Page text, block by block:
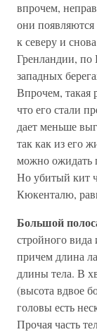
впрочем,
они появляются
к северу и
Гренландии, по
западных
Впрочем, такая
что его стали
дает меньше
так как из его
можно ожидать
Но убитый кит
Кюкенталю,
Большой
стройного
причем длина
длины тела. В
(высота вдвое
головы есть
Прочая часть